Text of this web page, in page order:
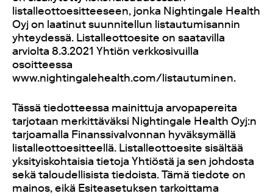
listalleottoesitteeseen, jonka Nightingale Health
Oyj on laatinut suunnitellun listautumisannin
yhteydessä. Listalleottoesite on saatavilla
arviolta 8.3.2021 Yhtiön verkkosivuilla
osoitteessa
www.nightingalehealth.com/listautuminen.
Tässä tiedotteessa mainittuja arvopapereita
tarjotaan merkittäväksi Nightingale Health Oyj:n
tarjoamalla Finanssivalvonnan hyväksymällä
listalleottoesitteellä. Listalleottoesite sisältää
yksityiskohtaisia tietoja Yhtiöstä ja sen johdosta
sekä taloudellisista tiedoista. Tämä tiedote on
mainos, eikä Esiteasetuksen tarkoittama